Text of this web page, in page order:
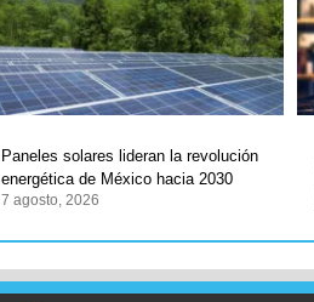
Paneles solares lideran la revolución
energética de México hacia 2030
7 agosto, 2026